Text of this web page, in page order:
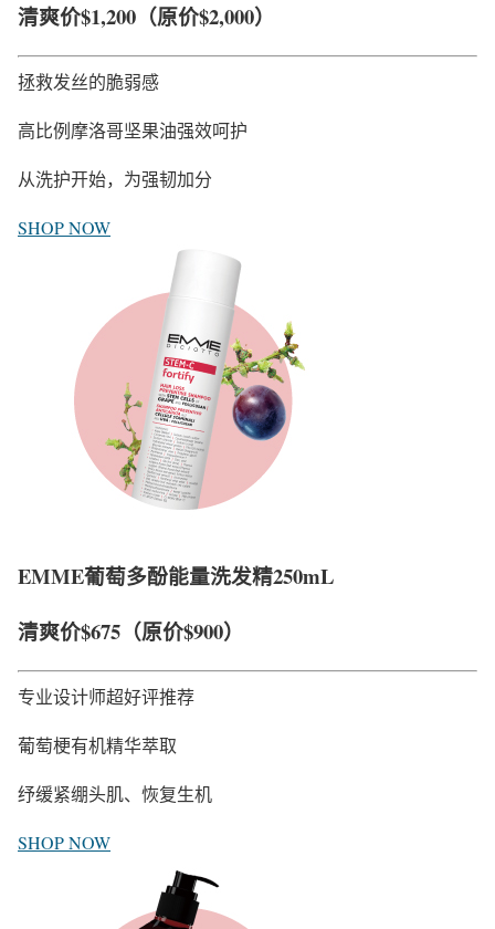
清爽价$1,200 （原价$2,000）
拯救发丝的脆弱感
高比例摩洛哥坚果油强效呵护
从洗护开始，为强韧加分
SHOP NOW
EMME葡萄多酚能量洗发精250mL
清爽价$675 （原价$900）
专业设计师超好评推荐
葡萄梗有机精华萃取
纾缓紧绷头肌、恢复生机
SHOP NOW